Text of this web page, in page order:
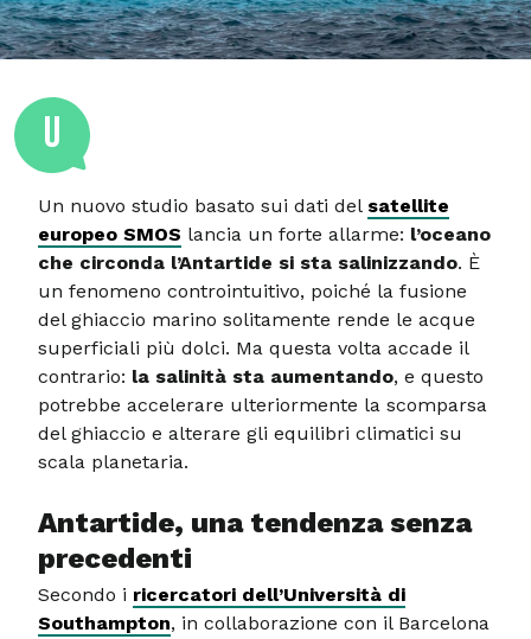
U
Un nuovo studio basato sui dati del satellite
europeo SMOS lancia un forte allarme: l’oceano
che circonda l’Antartide si sta salinizzando. È
un fenomeno controintuitivo, poiché la fusione
del ghiaccio marino solitamente rende le acque
superficiali più dolci. Ma questa volta accade il
contrario: la salinità sta aumentando, e questo
potrebbe accelerare ulteriormente la scomparsa
del ghiaccio e alterare gli equilibri climatici su
scala planetaria.
Antartide, una tendenza senza
precedenti
Secondo i ricercatori dell’Università di
Southampton, in collaborazione con il Barcelona